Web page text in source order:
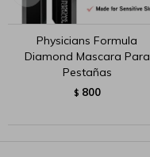
Physicians Formula
Diamond Mascara Para
Pestañas
$ 800